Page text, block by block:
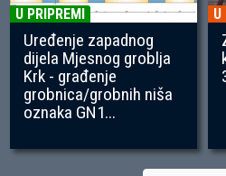
U PRIPREMI
Uređenje zapadnog
dijela Mjesnog groblja
Krk - građenje
grobnica/grobnih niša
oznaka GN1...
U